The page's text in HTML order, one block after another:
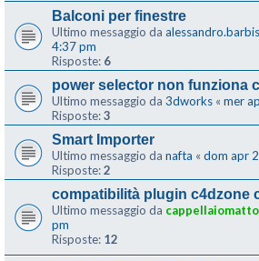
Balconi per finestre
Ultimo messaggio da
4:37 pm
Risposte: 6
power selector non funziona
Ultimo messaggio da 3dworks « mer
Risposte:3
Smart Importer
Ultimo messaggio da nafta « dom apr
Risposte:2
compatibilità plugin c4dzone
Ultimo messaggio da cappellaiomatto
pm
Risposte: 12